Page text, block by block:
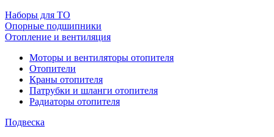
Наборы для ТО
Опорные подшипники
Отопление и вентиляция
Моторы и вентиляторы отопителя
Отопители
Краны отопителя
Патрубки и шланги отопителя
Радиаторы отопителя
Подвеска